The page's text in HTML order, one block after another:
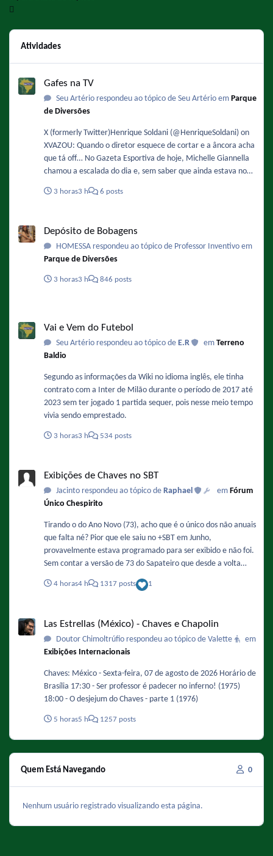
Atividades
Gafes na TV
Seu Artério respondeu ao tópico de Seu Artério em Parque
de Diversões
X (formerly Twitter)Henrique Soldani (@HenriqueSoldani) on
XVAZOU: Quando o diretor esquece de cortar e a âncora acha
que tá off… No Gazeta Esportiva de hoje, Michelle Giannella
chamou a escalada do dia e, sem saber que ainda estava no
3 horas3 h 6 posts
Depósito de Bobagens
HOMESSA respondeu ao tópico de Professor Inventivo em
Parque de Diversões
3 horas3 h 846 posts
Vai e Vem do Futebol
Seu Artério respondeu ao tópico de E.R em Terreno
Baldio
Segundo as informações da Wiki no idioma inglês, ele tinha
contrato com a Inter de Milão durante o período de 2017 até
2023 sem ter jogado 1 partida sequer, pois nesse meio tempo
vivia sendo emprestado.
3 horas3 h 534 posts
Exibições de Chaves no SBT
Jacinto respondeu ao tópico de Raphael em Fórum
Único Chespirito
Tirando o do Ano Novo (73), acho que é o único dos não anuais
que falta né? Pior que ele saiu no +SBT em Junho,
provavelmente estava programado para ser exibido e não foi.
Sem contar a versão de 73 do Sapateiro que desde a volta
do episódio da Pichorra.
4 horas4 h 1317 posts 1
Las Estrellas (México) - Chaves e Chapolin
Doutor Chimoltrúfio respondeu ao tópico de Valette
em
Exibições Internacionais
Chaves: México - Sexta-feira, 07 de agosto de 2026 Horário de
Brasília 17:30 - Ser professor é padecer no inferno! (1975)
18:00 - O desjejum do Chaves - parte 1 (1976)
5 horas5 h 1257 posts
Quem Está Navegando 0
Nenhum usuário registrado visualizando esta página.